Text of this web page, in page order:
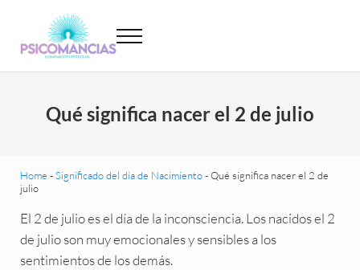
Psicomancias
Menu
Qué significa nacer el 2 de julio
Home -Significado del día de Nacimiento-Qué significa nacer el 2 de
julio
El 2 de julio es el día de la inconsciencia. Los nacidos el 2
de julio son muy emocionales y sensibles a los
sentimientos de los demás.